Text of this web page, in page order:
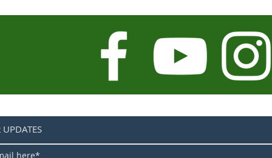
Moyeu
8
Moyeu
moyeu
Jantes
Taille
UPDATES